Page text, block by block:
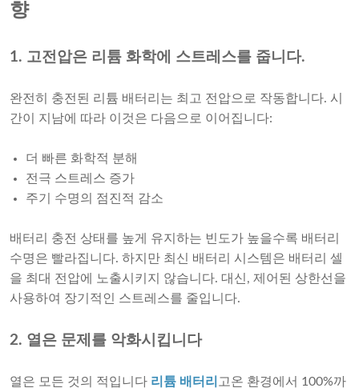
향
1. 고전압은 리튬 화학에 스트레스를 줍니다.
완전히 충전된 리튬 배터리는 최고 전압으로 작동합니다. 시
간이 지남에 따라 이것은 다음으로 이어집니다:
더 빠른 화학적 분해
전극 스트레스 증가
주기 수명의 점진적 감소
배터리 충전 상태를 높게 유지하는 빈도가 높을수록 배터리
수명은 빨라집니다. 하지만 최신 배터리 시스템은 배터리 셀
을 최대 전압에 노출시키지 않습니다. 대신, 제어된 상한선을
사용하여 장기적인 스트레스를 줄입니다.
2. 열은 문제를 악화시킵니다
열은 모든 것의 적입니다 리튬 배터리 고온 환경에서 100%까